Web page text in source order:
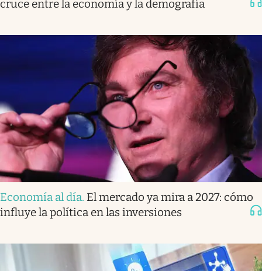
cruce entre la economía y la demografía
Economía al día. El mercado ya mira a 2027: cómo
influye la política en las inversiones